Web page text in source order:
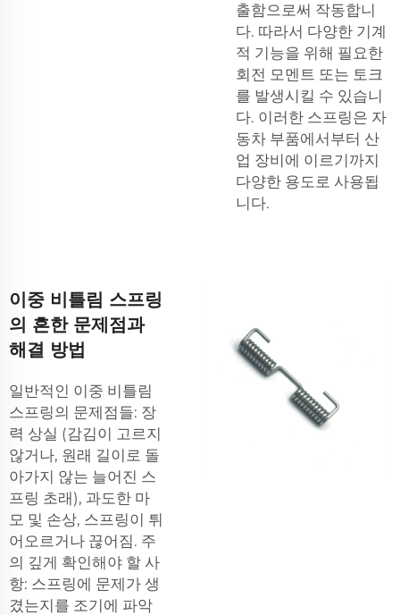
출함으로써 작동합니
다. 따라서 다양한 기계
적 기능을 위해 필요한
회전 모멘트 또는 토크
를 발생시킬 수 있습니
다. 이러한 스프링은 자
동차 부품에서부터 산
업 장비에 이르기까지
다양한 용도로 사용됩
니다.
이중 비틀림 스프링
의 흔한 문제점과
해결 방법
일반적인 이중 비틀림
스프링의 문제점들: 장
력 상실 (감김이 고르지
않거나, 원래 길이로 돌
아가지 않는 늘어진 스
프링 초래), 과도한 마
모 및 손상, 스프링이 튀
어오르거나 끊어짐. 주
의 깊게 확인해야 할 사
항: 스프링에 문제가 생
겼는지를 조기에 파악